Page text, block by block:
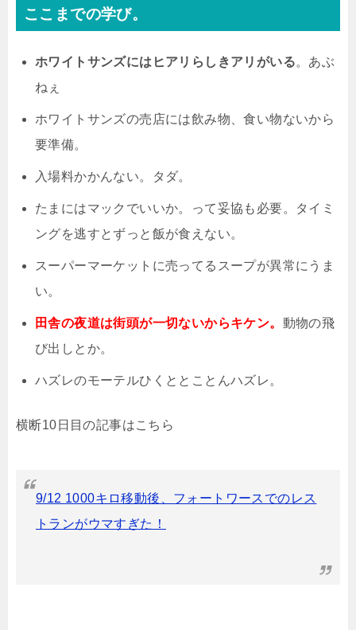
ここまでの学び。
ホワイトサンズにはヒアリらしきアリがいる。あぶ
ねぇ
ホワイトサンズの売店には飲み物、食い物ないから
要準備。
入場料かかんない。タダ。
たまにはマックでいいか。って妥協も必要。タイミ
ングを逃すとずっと飯が食えない。
スーパーマーケットに売ってるスープが異常にうま
い。
田舎の夜道は街頭が一切ないからキケン。 動物の飛
び出しとか。
ハズレのモーテルひくととことんハズレ。
横断10日目の記事はこちら
9/12 1000キロ移動後、フォートワースでのレス
トランがウマすぎた！